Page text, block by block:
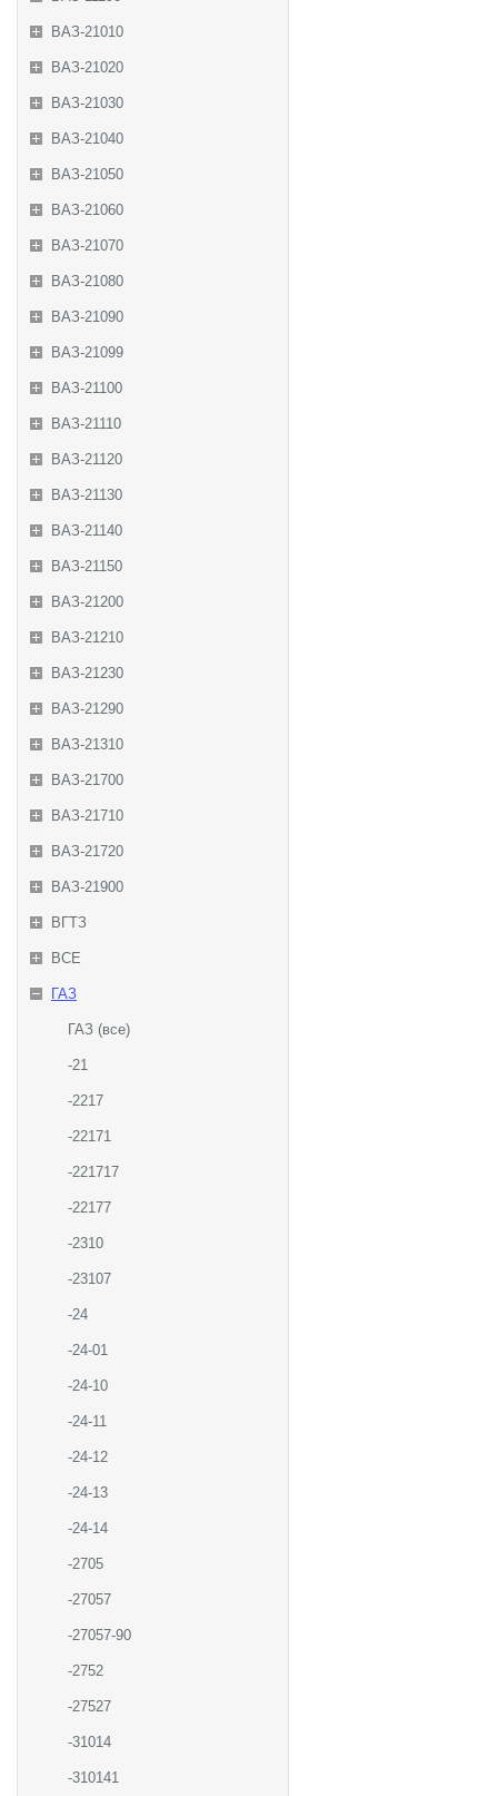
ВАЗ-21010
ВАЗ-21020
ВАЗ-21030
ВАЗ-21040
ВАЗ-21050
ВАЗ-21060
ВАЗ-21070
ВАЗ-21080
ВАЗ-21090
ВАЗ-21099
ВАЗ-21100
ВАЗ-21110
ВАЗ-21120
ВАЗ-21130
ВАЗ-21140
ВАЗ-21150
ВАЗ-21200
ВАЗ-21210
ВАЗ-21230
ВАЗ-21290
ВАЗ-21310
ВАЗ-21700
ВАЗ-21710
ВАЗ-21720
ВАЗ-21900
ВГТЗ
ВСЕ
ГАЗ
ГАЗ (все)
-21
-2217
-22171
-221717
-22177
-2310
-23107
-24
-24-01
-24-10
-24-11
-24-12
-24-13
-24-14
-2705
-27057
-27057-90
-2752
-27527
-31014
-310141